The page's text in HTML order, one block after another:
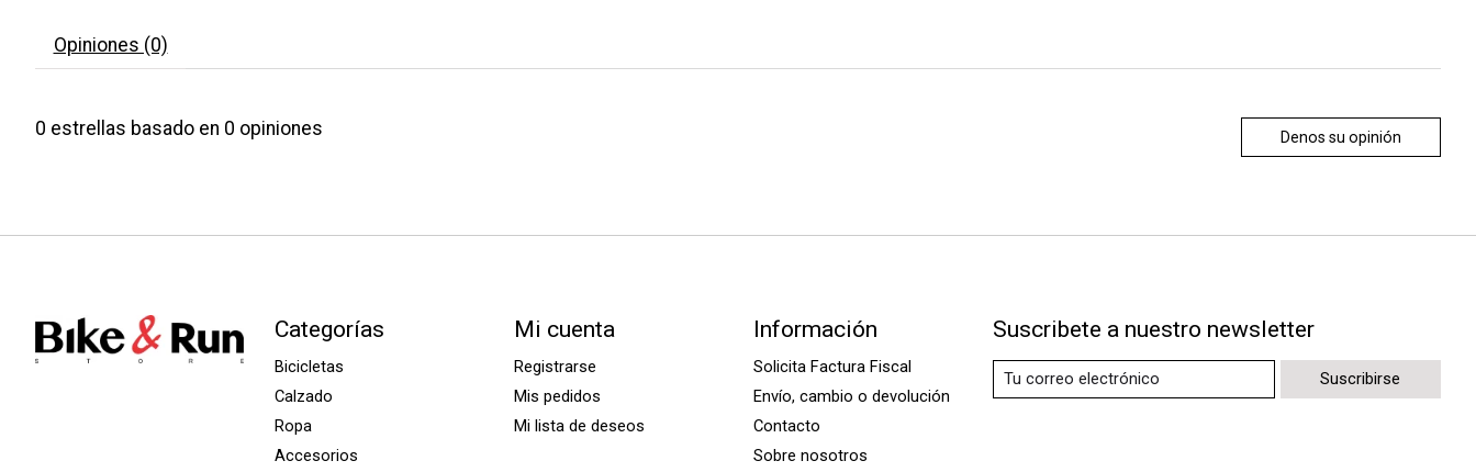
Opiniones (0)
0 estrellas basado en 0 opiniones Denos su opinión
Categorías
Bicicletas
Calzado
Ropa
Accesorios
Mi cuenta
Registrarse
Mis pedidos
Mi lista de deseos
Información
Solicita Factura Fiscal
Envío, cambio o devolución
Contacto
Sobre nosotros
Suscribete a nuestro newsletter
Suscribirse